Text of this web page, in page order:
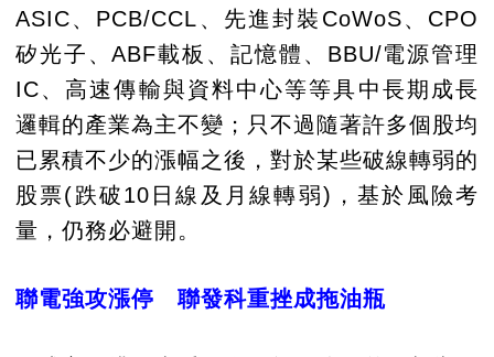
ASIC、PCB/CCL、先進封裝CoWoS、CPO
矽光子、ABF載板、記憶體、BBU/電源管理
IC、高速傳輸與資料中心等等具中長期成長
邏輯的產業為主不變；只不過隨著許多個股均
已累積不少的漲幅之後，對於某些破線轉弱的
股票(跌破10日線及月線轉弱)，基於風險考
量，仍務必避開。
聯電強攻漲停 聯發科重挫成拖油瓶